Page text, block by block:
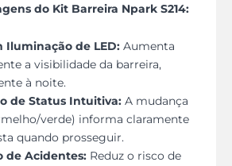
do Kit Barreira Npark S214:
Iluminação de LED: Aumenta
a visibilidade da barreira,
à noite.
de Status Intuitiva: A mudança
verde) informa claramente
quando prosseguir.
de Acidentes: Reduz o risco de